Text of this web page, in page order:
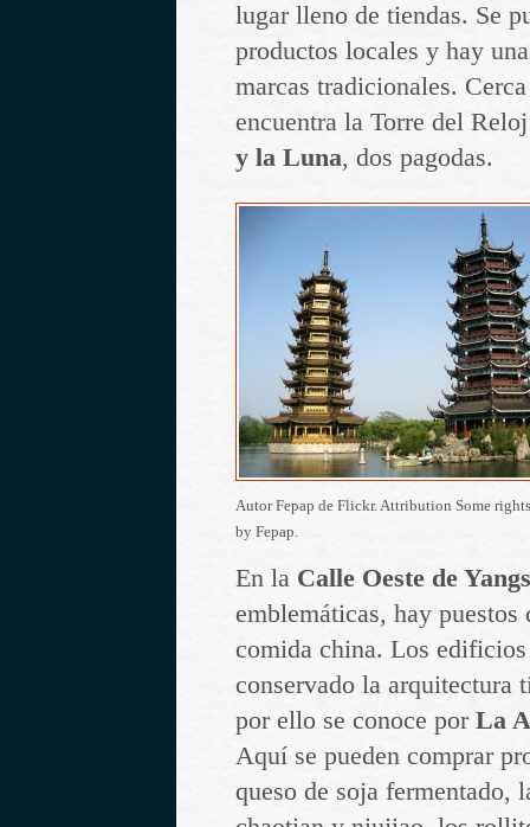
lugar lleno de tiendas. Se
productos locales y hay
marcas tradicionales.
encuentra la Torre del
y la Luna, dos pagodas.
Autor Fepap de Flickr. Attribution Some
by Fepap.
En la Calle Oeste de
emblemáticas, hay puestos
comida china. Los
conservado la arquitectura
por ello se conoce por La
Aquí se pueden comprar
queso de soja fermentado,